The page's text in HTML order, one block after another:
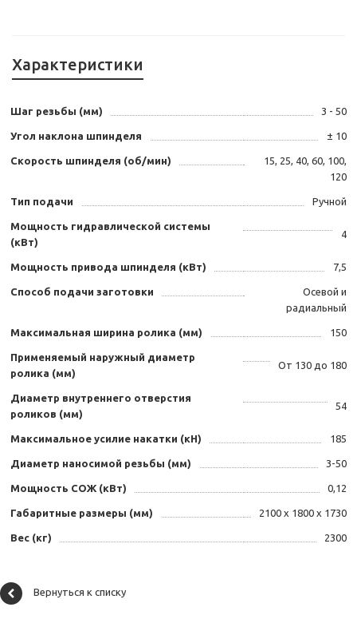
Характеристики
Шаг резьбы (мм) 3 - 50
Угол наклона шпинделя ± 10
Скорость шпинделя (об/мин)
15, 25, 40, 60, 100,
120
Тип подачи Ручной
Мощность гидравлической системы
(кВт)
4
Мощность привода шпинделя (кВт) 7,5
Способ подачи заготовки
Осевой и
радиальный
Максимальная ширина ролика (мм) 150
Применяемый наружный диаметр
ролика (мм)
От 130 до 180
Диаметр внутреннего отверстия
роликов (мм)
54
Максимальное усилие накатки (кН) 185
Диаметр наносимой резьбы (мм) 3-50
Мощность СОЖ (кВт) 0,12
Габаритные размеры (мм) 2100 х 1800 х 1730
Вес (кг) 2300
Вернуться к списку